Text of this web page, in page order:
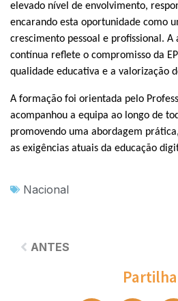
elevado nível de envolvimento,
encarando esta oportunidade como
crescimento pessoal e profissional. A
contínua reflete o compromisso da
qualidade educativa e a valorização
A formação foi orientada pelo
acompanhou a equipa ao longo de
promovendo uma abordagem
as exigências atuais da educação
Nacional
ANTES